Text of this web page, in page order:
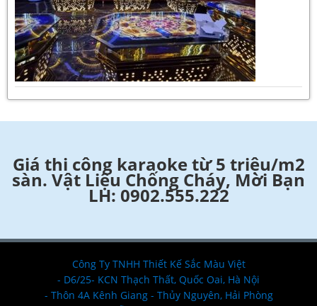
Giá thi công karaoke từ 5 triệu/m2
sàn. Vật Liệu Chống Cháy, Mời Bạn
LH: 0902.555.222
Công Ty TNHH Thiết Kế Sắc Màu Việt
- D6/25- KCN Thạch Thất, Quốc Oai, Hà Nội
- Thôn 4A Kênh Giang - Thủy Nguyên, Hải Phòng